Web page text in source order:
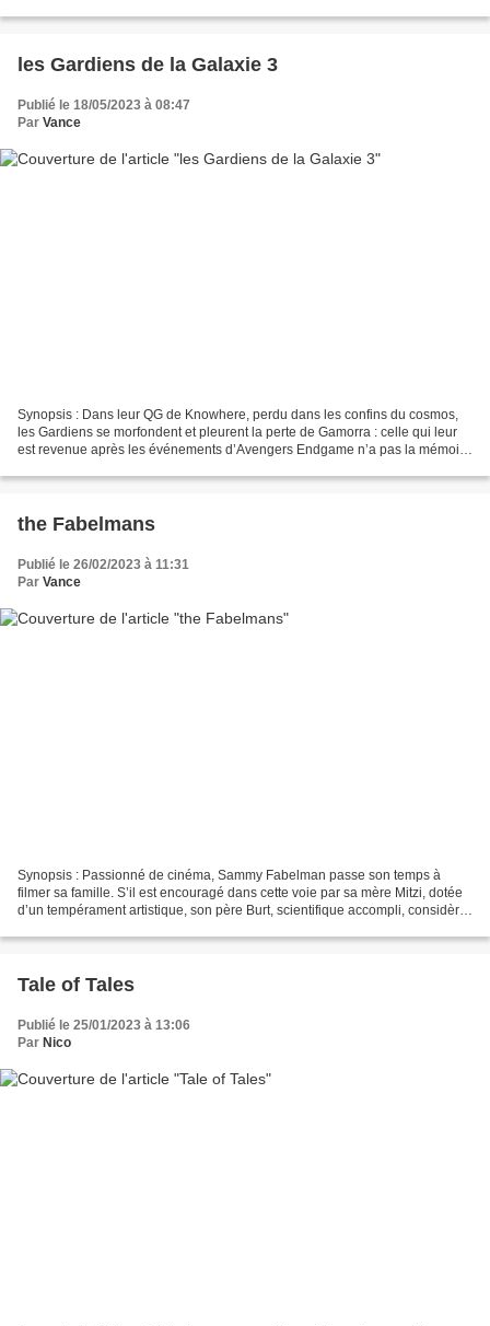
les Gardiens de la Galaxie 3
Publié le 18/05/2023 à 08:47
Par Vance
Synopsis : Dans leur QG de Knowhere, perdu dans les confins du cosmos,
les Gardiens se morfondent et pleurent la perte de Gamorra : celle qui leur
est revenue après les événements d’Avengers Endgame n’a pas la mémoire
the Fabelmans
Publié le 26/02/2023 à 11:31
Par Vance
Synopsis : Passionné de cinéma, Sammy Fabelman passe son temps à
filmer sa famille. S’il est encouragé dans cette voie par sa mère Mitzi, dotée
d’un tempérament artistique, son père Burt, scientifique accompli, considère
Tale of Tales
Publié le 25/01/2023 à 13:06
Par Nico